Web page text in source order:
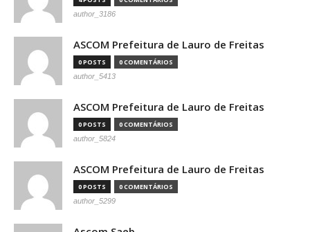
author_3186
ASCOM Prefeitura de Lauro de Freitas
0 POSTS 0 COMENTÁRIOS
author_5413
ASCOM Prefeitura de Lauro de Freitas
0 POSTS 0 COMENTÁRIOS
author_5824
ASCOM Prefeitura de Lauro de Freitas
0 POSTS 0 COMENTÁRIOS
author_5299